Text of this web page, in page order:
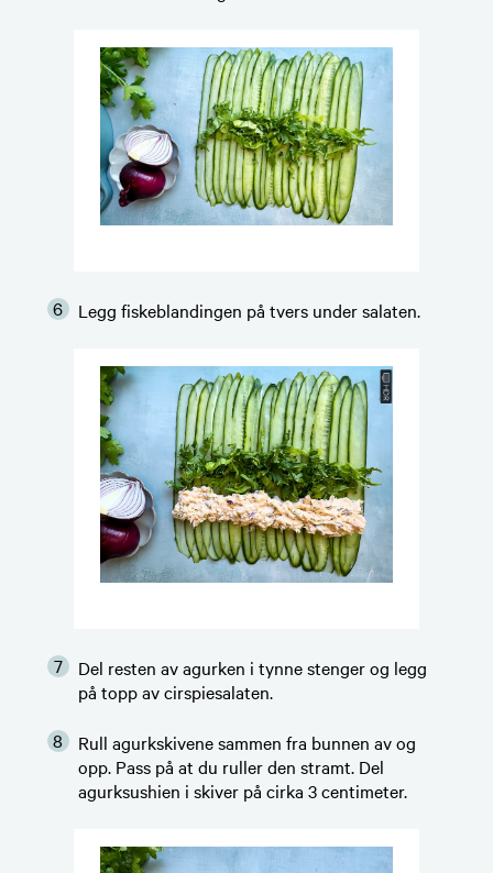
Legg fiskeblandingen på tvers under salaten.
Del resten av agurken i tynne stenger og legg
på topp av cirspiesalaten.
Rull agurkskivene sammen fra bunnen av og
opp. Pass på at du ruller den stramt. Del
agurksushien i skiver på cirka 3 centimeter.